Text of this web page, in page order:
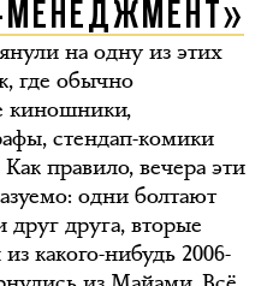
МЕНЕДЖМЕНТ»
на одну из этих
где обычно
киношники,
стендап-комики
правило, вечера эти
одни болтают
друг друга, вторые
какого-нибудь 2006-